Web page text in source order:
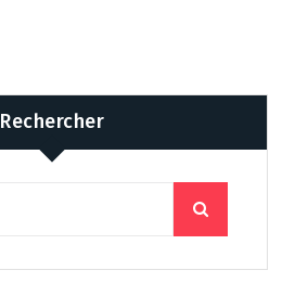
Rechercher